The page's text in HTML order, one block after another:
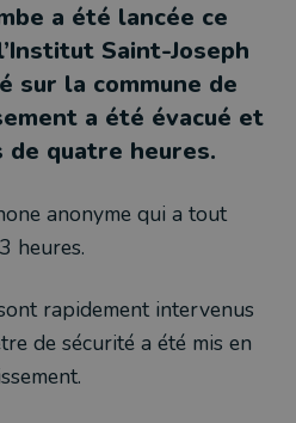
a été lancée ce
Saint-Joseph
sur la commune de
a été évacué et
quatre heures.
anonyme qui a tout
heures.
rapidement intervenus
de sécurité a été mis en